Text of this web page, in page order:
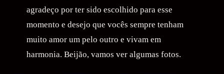
agradeço por ter sido escolhido para esse
momento e desejo que vocês sempre tenham
muito amor um pelo outro e vivam em
harmonia. Beijão, vamos ver algumas fotos.